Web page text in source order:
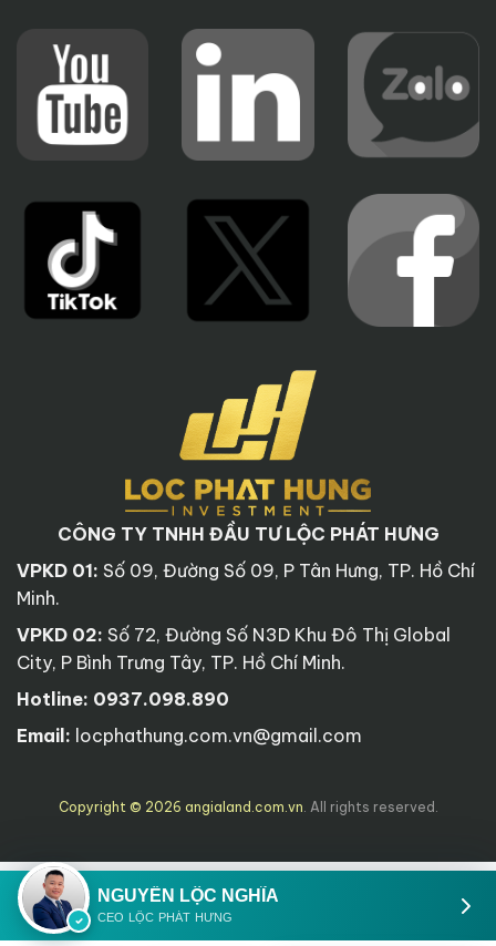
CÔNG TY TNHH ĐẦU TƯ LỘC PHÁT HƯNG
VPKD 01: Số 09, Đường Số 09, P Tân Hưng, TP. Hồ Chí
Minh.
VPKD 02: Số 72, Đường Số N3D Khu Đô Thị Global
City, P Bình Trưng Tây, TP. Hồ Chí Minh.
Hotline: 0937.098.890
Email: locphathung.com.vn@gmail.com
Copyright © 2026 angialand.com.vn . All rights reserved.
NGUYỄN LỘC NGHĨA
CEO LỘC PHÁT HƯNG